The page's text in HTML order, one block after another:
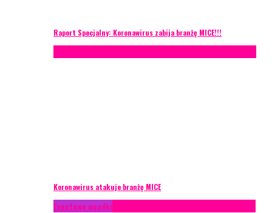
Raport Specjalny: Koronawirus zabija branżę MICE!!!
Koronawirus atakuje branżę MICE
Eventowe wpadki